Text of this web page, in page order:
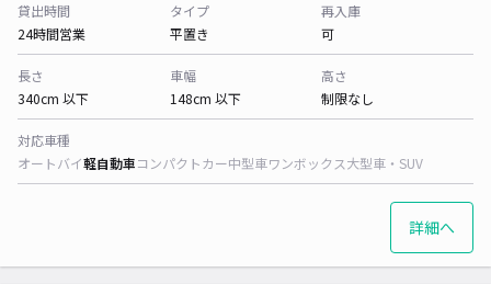
貸出時間
24時間営業
タイプ
平置き
再入庫
可
長さ
340cm 以下
車幅
148cm 以下
高さ
制限なし
対応車種
オートバイ軽自動車コンパクトカー中型車ワンボックス大型車・SUV
詳細へ